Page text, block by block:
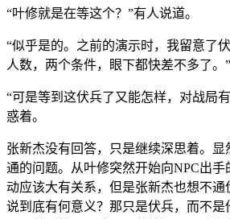
“叶修就是在等这个？”有人说道。
“似乎是的。之前的演示时，我留意了
人数，两个条件，眼下都快差不多了。
“可是等到这伏兵了又能怎样，对战局
惑着。
张新杰没有回答，只是继续深思着。
通的问题。从叶修突然开始向NPC出
动应该大有关系，但是张新杰也想不
说到底有何意义？那只是伏兵，而不是